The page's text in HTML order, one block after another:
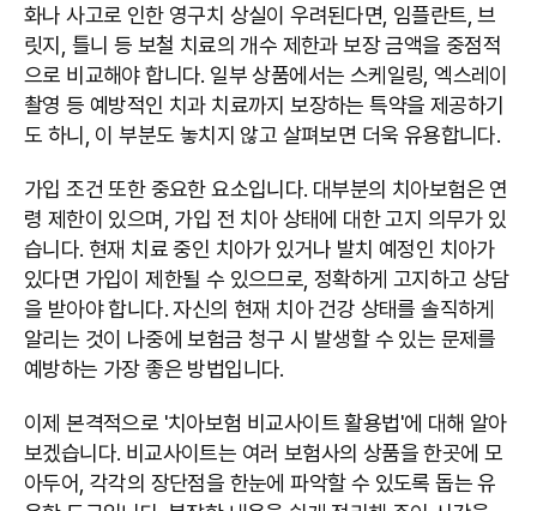
화나 사고로 인한 영구치 상실이 우려된다면, 임플란트, 브
릿지, 틀니 등 보철 치료의 개수 제한과 보장 금액을 중점적
으로 비교해야 합니다. 일부 상품에서는 스케일링, 엑스레이
촬영 등 예방적인 치과 치료까지 보장하는 특약을 제공하기
도 하니, 이 부분도 놓치지 않고 살펴보면 더욱 유용합니다.
가입 조건 또한 중요한 요소입니다. 대부분의 치아보험은 연
령 제한이 있으며, 가입 전 치아 상태에 대한 고지 의무가 있
습니다. 현재 치료 중인 치아가 있거나 발치 예정인 치아가
있다면 가입이 제한될 수 있으므로, 정확하게 고지하고 상담
을 받아야 합니다. 자신의 현재 치아 건강 상태를 솔직하게
알리는 것이 나중에 보험금 청구 시 발생할 수 있는 문제를
예방하는 가장 좋은 방법입니다.
이제 본격적으로 '치아보험 비교사이트 활용법'에 대해 알아
보겠습니다. 비교사이트는 여러 보험사의 상품을 한곳에 모
아두어, 각각의 장단점을 한눈에 파악할 수 있도록 돕는 유